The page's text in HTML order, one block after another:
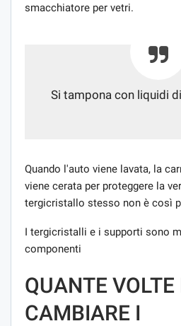
smacchiatore per vetri.
Si tampona con liquidi
Quando l'auto viene lavata, la
viene cerata per proteggere la
tergicristallo stesso non è così
I tergicristalli e i supporti sono
componenti
QUANTE VOLTE
CAMBIARE I